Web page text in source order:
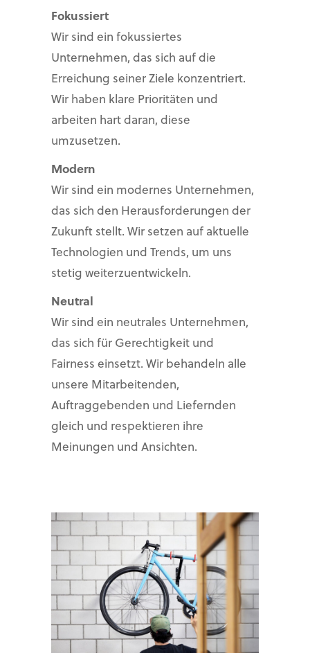
Fokussiert
Wir sind ein fokussiertes
Unternehmen, das sich auf die
Erreichung seiner Ziele konzentriert.
Wir haben klare Prioritäten und
arbeiten hart daran, diese
umzusetzen.
Modern
Wir sind ein modernes Unternehmen,
das sich den Herausforderungen der
Zukunft stellt. Wir setzen auf aktuelle
Technologien und Trends, um uns
stetig weiterzuentwickeln.
Neutral
Wir sind ein neutrales Unternehmen,
das sich für Gerechtigkeit und
Fairness einsetzt. Wir behandeln alle
unsere Mitarbeitenden,
Auftraggebenden und Liefernden
gleich und respektieren ihre
Meinungen und Ansichten.